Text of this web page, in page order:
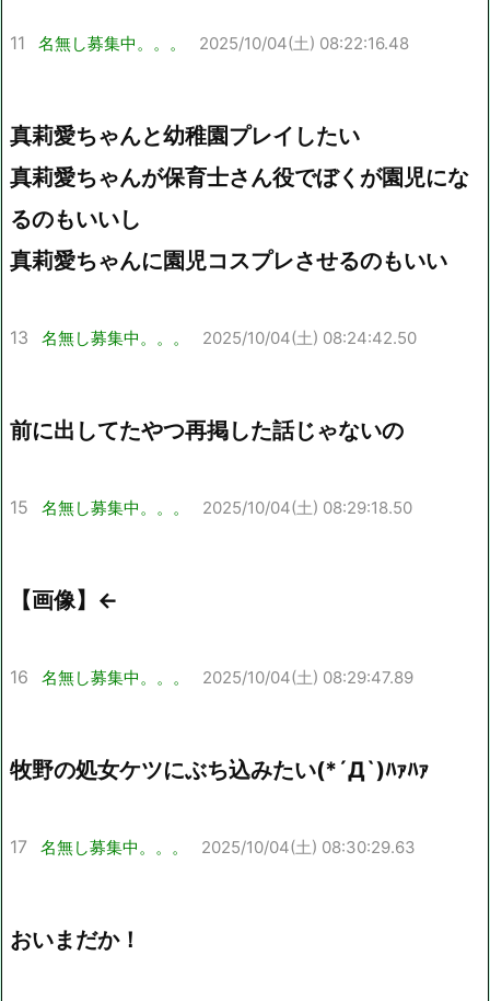
11 名無し募集中。。。 2025/10/04(土) 08:22:16.48
真莉愛ちゃんと幼稚園プレイしたい
真莉愛ちゃんが保育士さん役でぼくが園児にな
るのもいいし
真莉愛ちゃんに園児コスプレさせるのもいい
13 名無し募集中。。。 2025/10/04(土) 08:24:42.50
前に出してたやつ再掲した話じゃないの
15 名無し募集中。。。 2025/10/04(土) 08:29:18.50
【画像】←
16 名無し募集中。。。 2025/10/04(土) 08:29:47.89
牧野の処女ケツにぶち込みたい(*´Д`)ﾊｧﾊｧ
17 名無し募集中。。。 2025/10/04(土) 08:30:29.63
おいまだか！